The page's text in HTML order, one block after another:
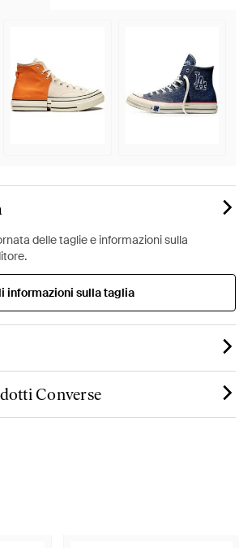
delle taglie e informazioni sulla
informazioni sulla taglia
Converse